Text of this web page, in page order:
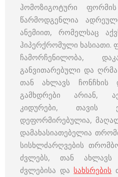
ჰომოზიგოტური
წარმოდგენლია
ანემიით, რომელსაც
ჰიპერქრომული ხასიათი.
ჩამორჩენილობა,
განვითარებული და
თან ახლავს ჩონჩხის
გამხდრები არიან,
კიდურები, თავის
დეფორმირებულია,
დამახასიათებელია
სისხლძარღვების
ძვლებს, თან
ძვლებისა და სახსრების